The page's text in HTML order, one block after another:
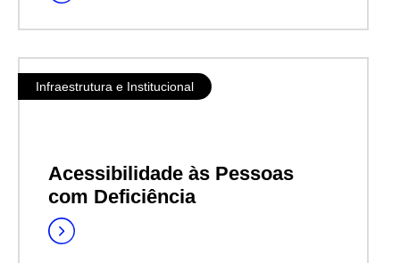
Infraestrutura e Institucional
Acessibilidade às Pessoas
com Deficiência